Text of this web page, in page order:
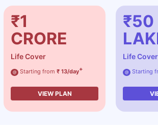
₹1
CRORE
Life Cover
@ Starting from ₹ 13/day+
VIEW PLAN
₹50
Life Cover
@ Starting